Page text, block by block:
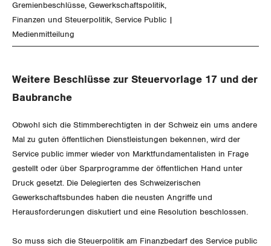
Flankierende Massnahmen und
Personenfreizügigkeit
Gewerkschaftsrechte
Finanzen und Steuerpolitik
Geld und Währung
Verteilung
AHV
Berufliche Vorsorge
SERVICE PUBLIC
Gremienbeschlüsse Gewerkschaftspolitik
Finanzen und Steuerpolitik Service Public
Medienmitteilung
Weitere Beschlüsse zur Steuervorlage 17 und der
Baubranche
Obwohl sich die Stimmberechtigten in der Schweiz ein ums andere
Mal zu guten öffentlichen Dienstleistungen bekennen, wird der
Service public immer wieder von Marktfundamentalisten in Frage
gestellt oder über Sparprogramme der öffentlichen Hand unter
Druck gesetzt. Die Delegierten des Schweizerischen
Gewerkschaftsbundes haben die neusten Angriffe und
Herausforderungen diskutiert und eine Resolution beschlossen.
So muss sich die Steuerpolitik am Finanzbedarf des Service public